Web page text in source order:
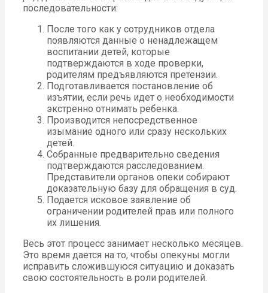
последовательности:
После того как у сотрудников отдела
появляются данные о ненадлежащем
воспитании детей, которые
подтверждаются в ходе проверки,
родителям предъявляются претензии.
Подготавливается постановление об
изъятии, если речь идет о необходимости
экстренно отнимать ребенка.
Производится непосредственное
изымание одного или сразу нескольких
детей.
Собранные предварительно сведения
подтверждаются расследованием.
Представители органов опеки собирают
доказательную базу для обращения в суд.
Подается исковое заявление об
ограничении родителей прав или полного
их лишения.
Весь этот процесс занимает несколько месяцев.
Это время дается на то, чтобы опекуны могли
исправить сложившуюся ситуацию и доказать
свою состоятельность в роли родителей.